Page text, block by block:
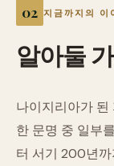
지금까지의 이
알아둘
나이지리아가 된
한 문명 중 일부
터 서기 200년까